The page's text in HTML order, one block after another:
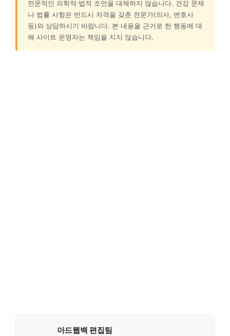
전문적인 의학적·법적 조언을 대체하지 않습니다. 건강 문제
나 법률 사항은 반드시 자격을 갖춘 전문가(의사, 변호사
등)와 상담하시기 바랍니다. 본 내용을 근거로 한 행동에 대
해 사이트 운영자는 책임을 지지 않습니다.
아드웹백 편집팀